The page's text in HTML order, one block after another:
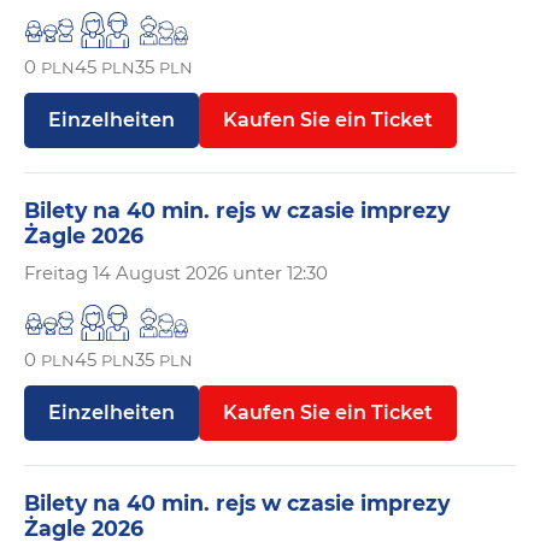
0 PLN45 PLN35 PLN
Einzelheiten Kaufen Sie ein Ticket
Bilety na 40 min. rejs w czasie imprezy
Żagle 2026
Freitag 14 August 2026 unter 12:30
0 PLN45 PLN35 PLN
Einzelheiten Kaufen Sie ein Ticket
Bilety na 40 min. rejs w czasie imprezy
Żagle 2026